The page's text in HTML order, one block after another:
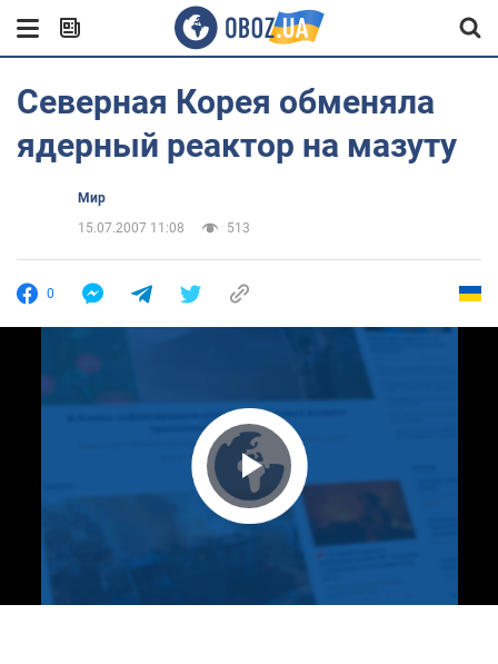
Северная Корея обменяла
ядерный реактор на мазуту
Мир
15.07.2007 11:08
513
0
Play Video